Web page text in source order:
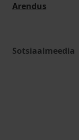
Arendus
Sotsiaalmeedia